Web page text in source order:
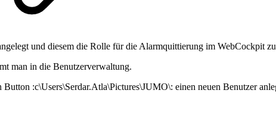
und diesem die Rolle für die Alarmquittierung im WebCockpit
man in die Benutzerverwaltung.
Button :c\Users\Serdar.Atla\Pictures\JUMO\: einen neuen Benutzer